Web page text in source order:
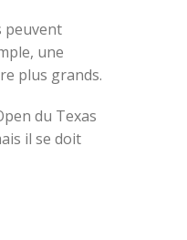
peuvent
une
plus grands.
du Texas
il se doit